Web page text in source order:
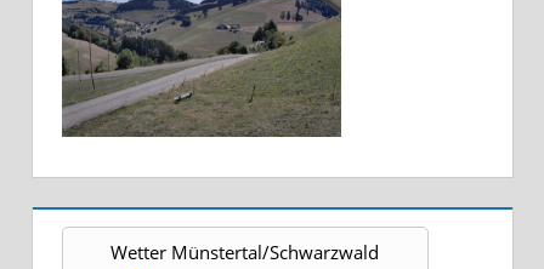
Wetter Münstertal/Schwarzwald